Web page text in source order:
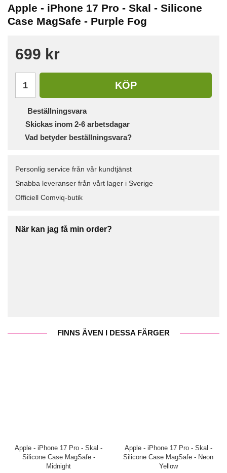
Apple - iPhone 17 Pro - Skal - Silicone
Case MagSafe - Purple Fog
699 kr
KÖP
Beställningsvara
Skickas inom 2-6 arbetsdagar
Vad betyder beställningsvara?
Personlig service från vår kundtjänst
Snabba leveranser från vårt lager i Sverige
Officiell Comviq-butik
När kan jag få min order?
FINNS ÄVEN I DESSA FÄRGER
Apple - iPhone 17 Pro - Skal -
Silicone Case MagSafe -
Midnight
Apple - iPhone 17 Pro - Skal -
Silicone Case MagSafe - Neon
Yellow